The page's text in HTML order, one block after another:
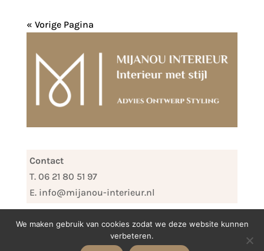
« Vorige Pagina
Contact
T. 06 21 80 51 97
E. info@mijanou-interieur.nl
We maken gebruik van cookies zodat we deze website kunnen
verbeteren.